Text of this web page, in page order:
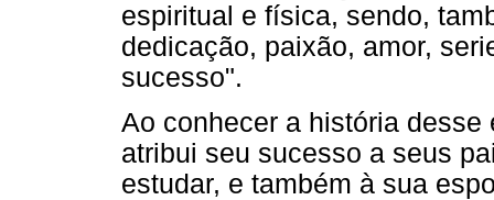
espiritual e física, sendo,
dedicação, paixão, amor,
sucesso".
Ao conhecer a história
atribui seu sucesso a seus
estudar, e também à sua